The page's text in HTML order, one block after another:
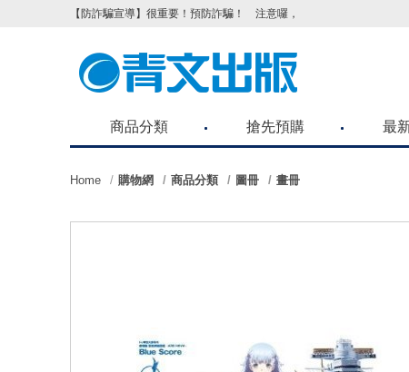
【防詐騙宣導】很重要！預防詐騙！ 注意囉，不要被騙了！請各位
商品分類 搶先預購 最
Home 購物網 商品分類 圖冊 畫冊